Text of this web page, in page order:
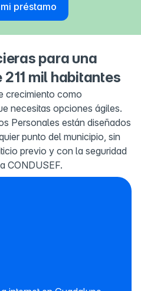
préstamo
para una
mil habitantes
crecimiento como
necesitas opciones ágiles.
Personales están diseñados
punto del municipio, sin
previo y con la seguridad
CONDUSEF.